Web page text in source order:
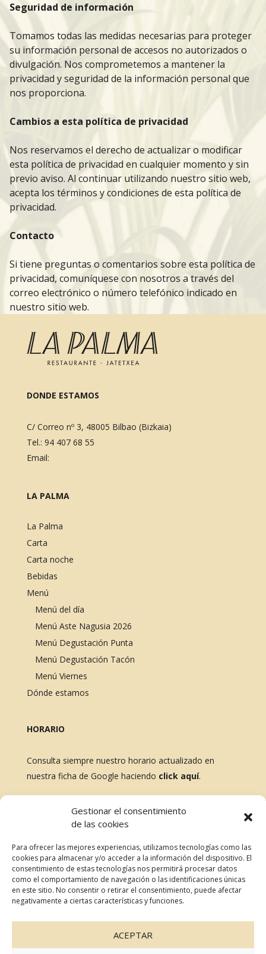
Gestionar el consentimiento
de las cookies
Para ofrecer las mejores experiencias, utilizamos tecnologías como las
cookies para almacenar y/o acceder a la información del dispositivo. El
consentimiento de estas tecnologías nos permitirá procesar datos
como el comportamiento de navegación o las identificaciones únicas
en este sitio. No consentir o retirar el consentimiento, puede afectar
negativamente a ciertas características y funciones.
ACEPTAR
Seguridad de información
Tomamos todas las medidas necesarias para proteger
su información personal de accesos no autorizados o
divulgación. Nos comprometemos a mantener la
privacidad y seguridad de la información personal que
nos proporciona.
Cambios a esta política de privacidad
Nos reservamos el derecho de actualizar o modificar
esta política de privacidad en cualquier momento y sin
previo aviso. Al continuar utilizando nuestro sitio web,
acepta los términos y condiciones de esta política de
privacidad.
Contacto
Si tiene preguntas o comentarios sobre esta política de
privacidad, comuníquese con nosotros a través del
correo electrónico o número telefónico indicado en
nuestro sitio web.
DONDE ESTAMOS
C/ Correo nº 3, 48005 Bilbao (Bizkaia)
Tel.: 94 407 68 55
Email:
LA PALMA
La Palma
Carta
Carta noche
Bebidas
Menú
Menú del día
Menú Aste Nagusia 2026
Menú Degustación Punta
Menú Degustación Tacón
Menú Viernes
Dónde estamos
HORARIO
Consulta siempre nuestro horario actualizado en
nuestra ficha de Google haciendo click aquí.
RESERVAR MESA